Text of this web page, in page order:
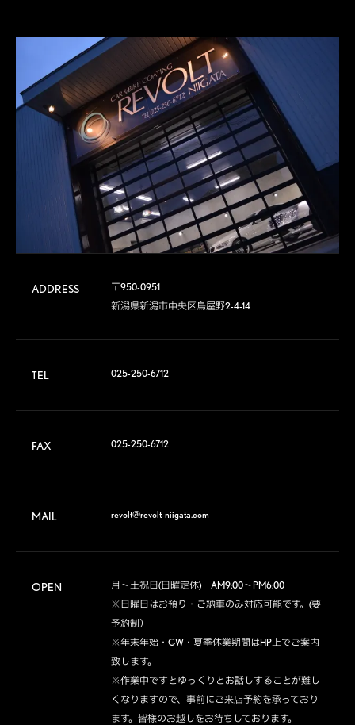
ADDRESS
〒950-0951
新潟県新潟市中央区鳥屋野2-4-14
TEL 025-250-6712
FAX 025-250-6712
MAIL revolt@revolt-niigata.com
OPEN
月～土祝日(日曜定休)　AM9:00～PM6:00
※日曜日はお預り・ご納車のみ対応可能です。(要
予約制）
※年末年始・GW・夏季休業期間はHP上でご案内
致します。
※作業中ですとゆっくりとお話しすることが難し
くなりますので、事前にご来店予約を承っており
ます。皆様のお越しをお待ちしております。